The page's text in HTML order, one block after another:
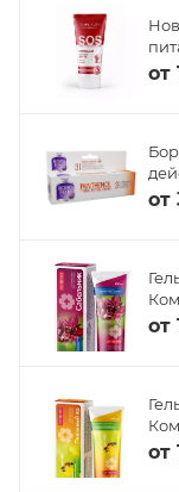
от
от
от
от